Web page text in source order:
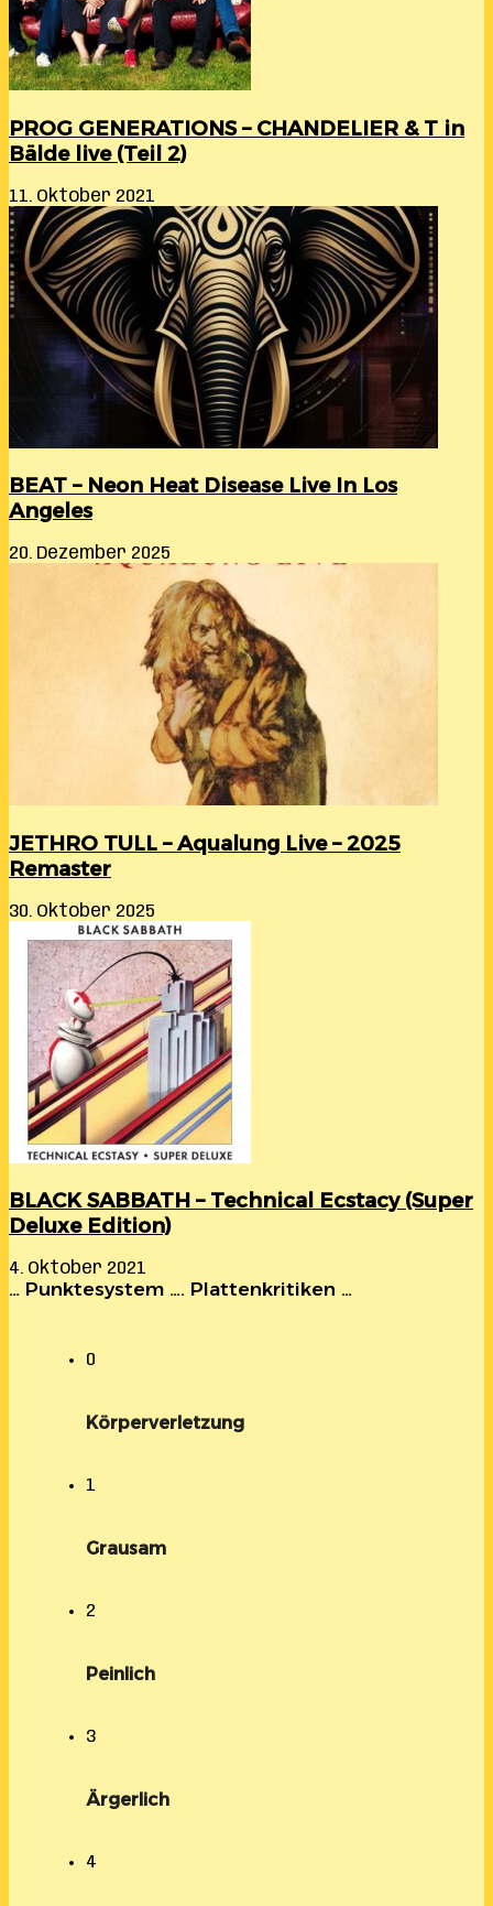
PROG GENERATIONS – CHANDELIER & T in
Bälde live (Teil 2)
11. Oktober 2021
BEAT – Neon Heat Disease Live In Los
Angeles
20. Dezember 2025
JETHRO TULL – Aqualung Live – 2025
Remaster
30. Oktober 2025
BLACK SABBATH – Technical Ecstacy (Super
Deluxe Edition)
4. Oktober 2021
… Punktesystem …. Plattenkritiken …
0
Körperverletzung
1
Grausam
2
Peinlich
3
Ärgerlich
4